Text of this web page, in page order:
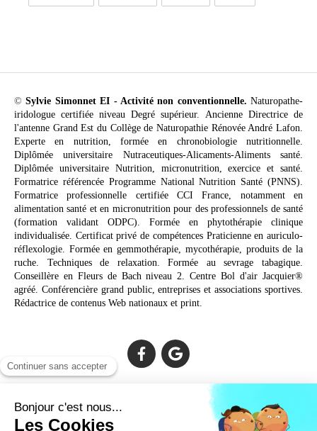
©Sylvie Simonnet EI - Activité non conventionnelle. Naturopathe-
iridologue certifiée niveau Degré supérieur. Ancienne Directrice de
l'antenne Grand Est du Collège de Naturopathie Rénovée André Lafon.
Experte en nutrition, formée en chronobiologie nutritionnelle.
Diplômée universitaire Nutraceutiques-Alicaments-Aliments santé.
Diplômée universitaire Nutrition, micronutrition, exercice et santé.
Formatrice référencée Programme National Nutrition Santé (PNNS).
Formatrice professionnelle certifiée CCI France, notamment en
alimentation santé et en micronutrition pour des professionnels de santé
(formation validant ODPC). Formée en phytothérapie clinique
individualisée. Certificat privé de compétences Praticienne en auriculo-
réflexologie. Formée en gemmothérapie, mycothérapie, produits de la
ruche. Techniques de relaxation. Formée au sevrage tabagique.
Conseillère en Fleurs de Bach niveau 2. Centre Bol d'air Jacquier®
agréé. Conférencière grand public, entreprises et associations sportives.
Rédactrice de contenus Web nationaux et print.
Cabinet facilement accessible depuis :
Lechiagat, Treffiagat, Lesconil, Loctudy, Plobannalec, Fouesnant,